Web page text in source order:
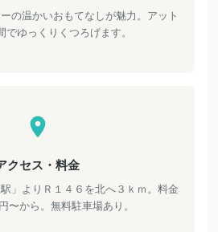
の温かいおもてなしが魅力。アット
でゆっくりくつろげます。
クセス・料金
」よりＲ１４６を北へ３ｋｍ。料金
〜から。無料駐車場あり。